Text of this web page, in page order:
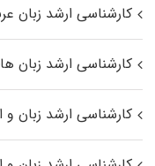
کارشناسی ارشد زبان
کارشناسی ارشد زبان‌
کارشناسی ارشد زبان و